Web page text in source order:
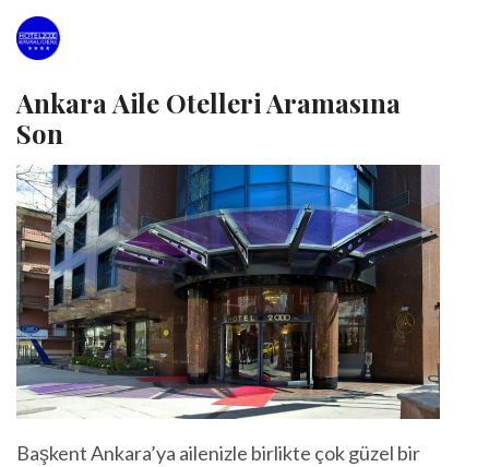
Ankara Aile Otelleri Aramasına
Son
Başkent Ankara’ya ailenizle birlikte çok güzel bir